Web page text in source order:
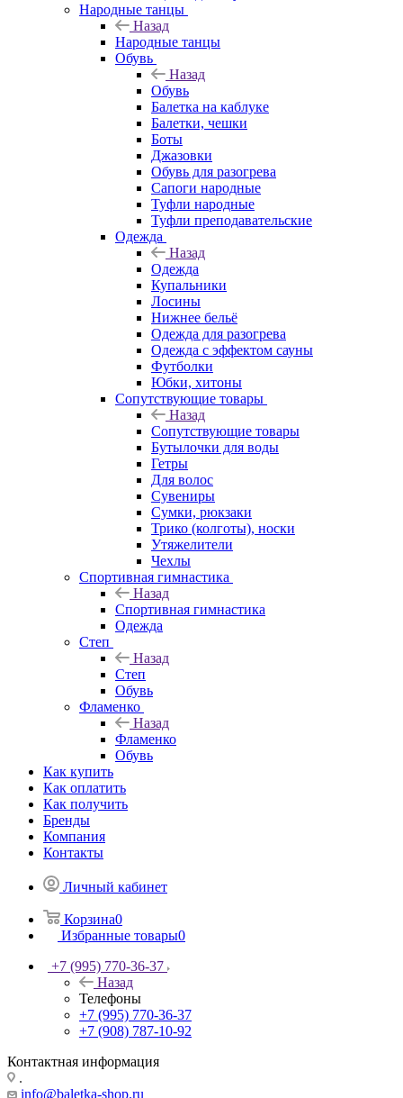
Народные танцы
Назад
Народные танцы
Обувь
Назад
Обувь
Балетка на каблуке
Балетки, чешки
Боты
Джазовки
Обувь для разогрева
Сапоги народные
Туфли народные
Туфли преподавательские
Одежда
Назад
Одежда
Купальники
Лосины
Нижнее бельё
Одежда для разогрева
Одежда с эффектом сауны
Футболки
Юбки, хитоны
Сопутствующие товары
Назад
Сопутствующие товары
Бутылочки для воды
Гетры
Для волос
Сувениры
Сумки, рюкзаки
Трико (колготы), носки
Утяжелители
Чехлы
Спортивная гимнастика
Назад
Спортивная гимнастика
Одежда
Степ
Назад
Степ
Обувь
Фламенко
Назад
Фламенко
Обувь
Как купить
Как оплатить
Как получить
Бренды
Компания
Контакты
Личный кабинет
Корзина0
Избранные товары0
+7 (995) 770-36-37
Назад
Телефоны
+7 (995) 770-36-37
+7 (908) 787-10-92
Контактная информация
.
info@baletka-shop.ru